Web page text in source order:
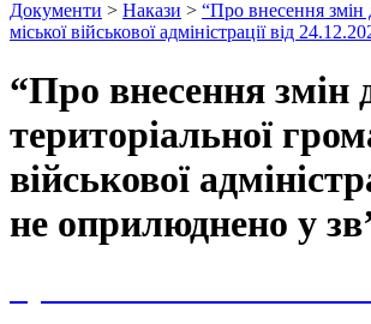
Документи > Накази > “Про внесення змін
міської військової адміністрації від
“Про внесення змін
територіальної
військової
не оприлюднено у